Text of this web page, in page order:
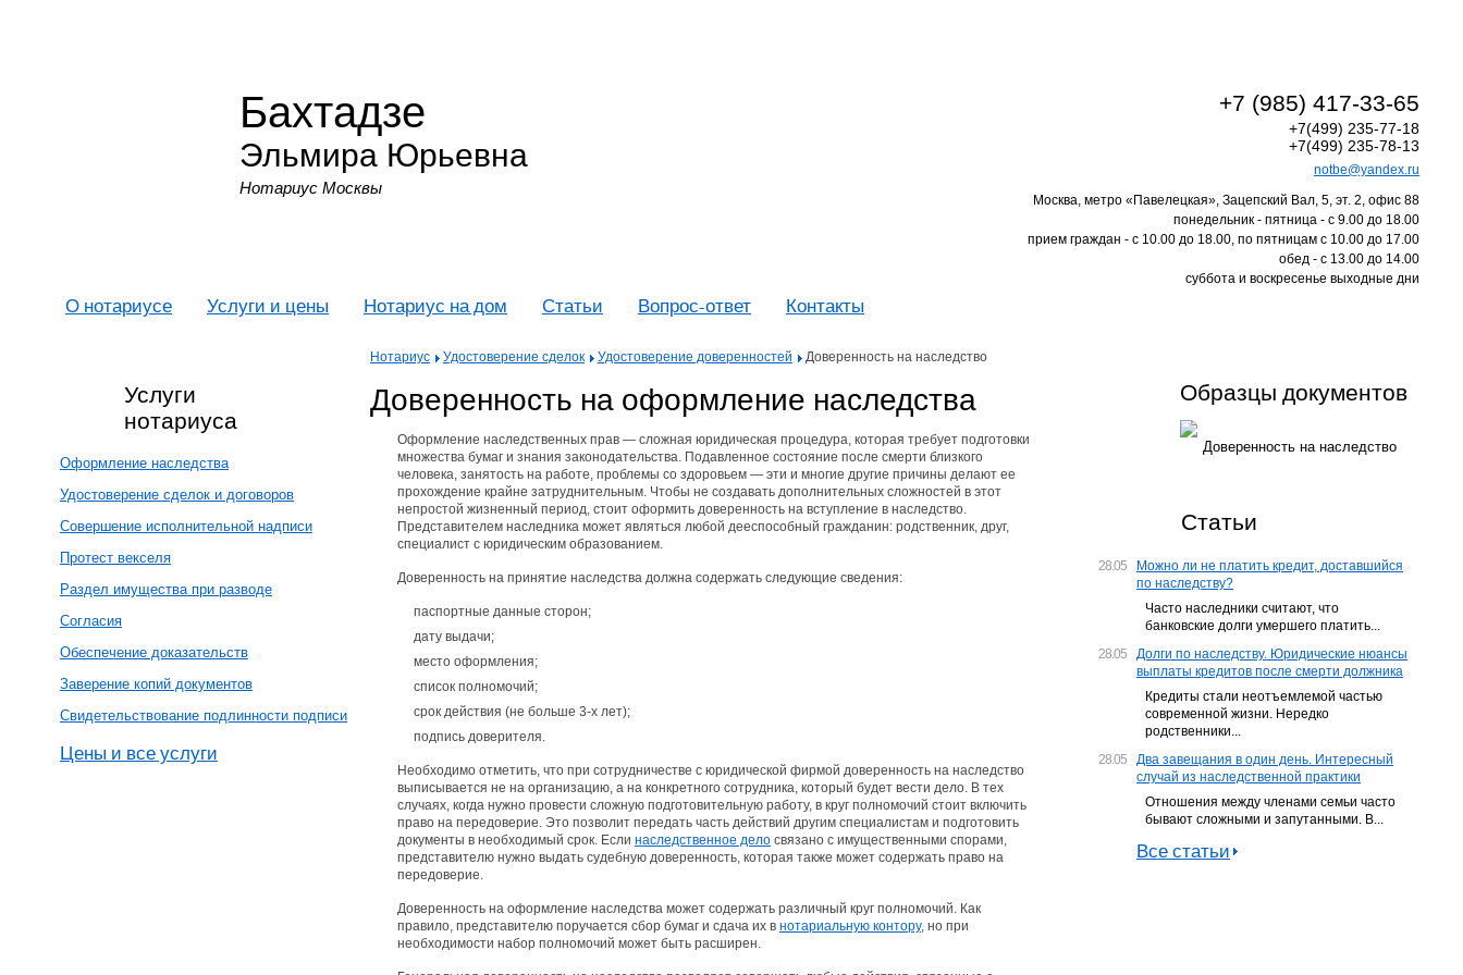
Бахтадзе
Эльмира Юрьевна
Нотариус Москвы
+7 (985) 417-33-65
+7(499) 235-77-18
+7(499) 235-78-13
notbe@yandex.ru
Москва, метро «Павелецкая», Зацепский Вал, 5, эт. 2, офис 88
понедельник - пятница - с 9.00 до 18.00
прием граждан - с 10.00 до 18.00, по пятницам с 10.00 до 17.00
обед - с 13.00 до 14.00
суббота и воскресенье выходные дни
О нотариусе Услуги и цены Нотариус на дом Статьи Вопрос-ответ Контакты
Нотариус Удостоверение сделок Удостоверение доверенностей Доверенность на наследство
Доверенность на оформление наследства
Оформление наследственных прав — сложная юридическая процедура, которая требует подготовки
множества бумаг и знания законодательства. Подавленное состояние после смерти близкого
человека, занятость на работе, проблемы со здоровьем — эти и многие другие причины делают ее
прохождение крайне затруднительным. Чтобы не создавать дополнительных сложностей в этот
непростой жизненный период, стоит оформить доверенность на вступление в наследство.
Представителем наследника может являться любой дееспособный гражданин: родственник, друг,
специалист с юридическим образованием.
Доверенность на принятие наследства должна содержать следующие сведения:
паспортные данные сторон;
дату выдачи;
место оформления;
список полномочий;
срок действия (не больше 3-х лет);
подпись доверителя.
Необходимо отметить, что при сотрудничестве с юридической фирмой доверенность на наследство
выписывается не на организацию, а на конкретного сотрудника, который будет вести дело. В тех
случаях, когда нужно провести сложную подготовительную работу, в круг полномочий стоит включить
право на передоверие. Это позволит передать часть действий другим специалистам и подготовить
документы в необходимый срок. Если наследственное дело связано с имущественными спорами,
представителю нужно выдать судебную доверенность, которая также может содержать право на
передоверие.
Доверенность на оформление наследства может содержать различный круг полномочий. Как
правило, представителю поручается сбор бумаг и сдача их в нотариальную контору, но при
необходимости набор полномочий может быть расширен.
Образцы документов
Доверенность на наследство
Статьи
28.05
Можно ли не платить кредит, доставшийся
по наследству?
Часто наследники считают, что
банковские долги умершего платить...
28.05
Долги по наследству. Юридические нюансы
выплаты кредитов после смерти должника
Кредиты стали неотъемлемой частью
современной жизни. Нередко
родственники...
28.05
Два завещания в один день. Интересный
случай из наследственной практики
Отношения между членами семьи часто
бывают сложными и запутанными. В...
Все статьи
Услуги
нотариуса
Оформление наследства
Удостоверение сделок и договоров
Совершение исполнительной надписи
Протест векселя
Раздел имущества при разводе
Согласия
Обеспечение доказательств
Заверение копий документов
Свидетельствование подлинности подписи
Цены и все услуги